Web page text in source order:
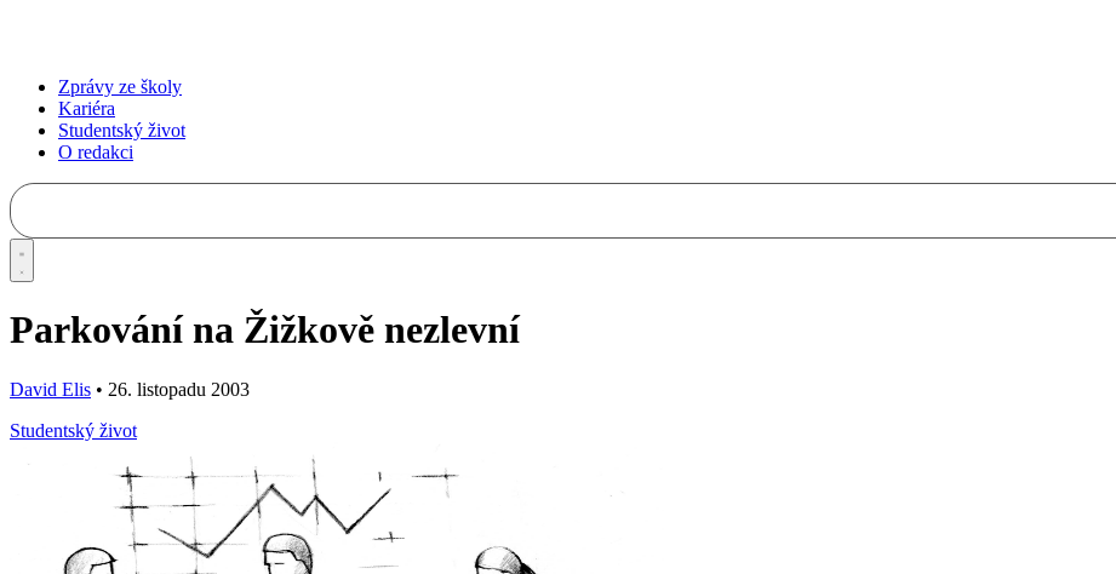
Zprávy ze školy
Kariéra
Studentský život
O redakci
Parkování na Žižkově nezlevní
David Elis • 26. listopadu 2003
Studentský život